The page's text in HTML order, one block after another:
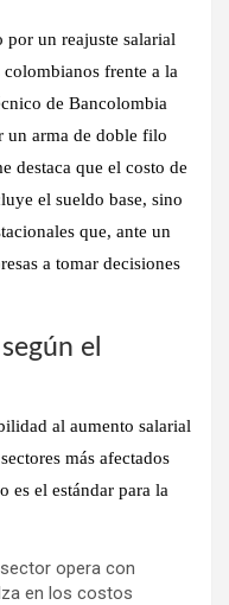
un reajuste salarial
frente a la
de Bancolombia
un arma de doble filo
destaca que el costo de
el sueldo base, sino
que, ante un
a tomar decisiones
el
al aumento salarial
más afectados
es el estándar para la
opera con
en los costos